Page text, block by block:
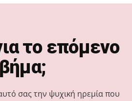
το επόμενο
βήμα;
σας την ψυχική ηρεμία που